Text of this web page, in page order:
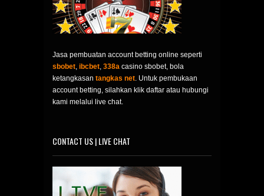
Jasa pembuatan account betting online seperti
sbobet, ibcbet, 338a casino sbobet, bola
ketangkasan tangkas net. Untuk pembukaan
account betting, silahkan klik daftar atau hubungi
kami melalui live chat.
CONTACT US | LIVE CHAT